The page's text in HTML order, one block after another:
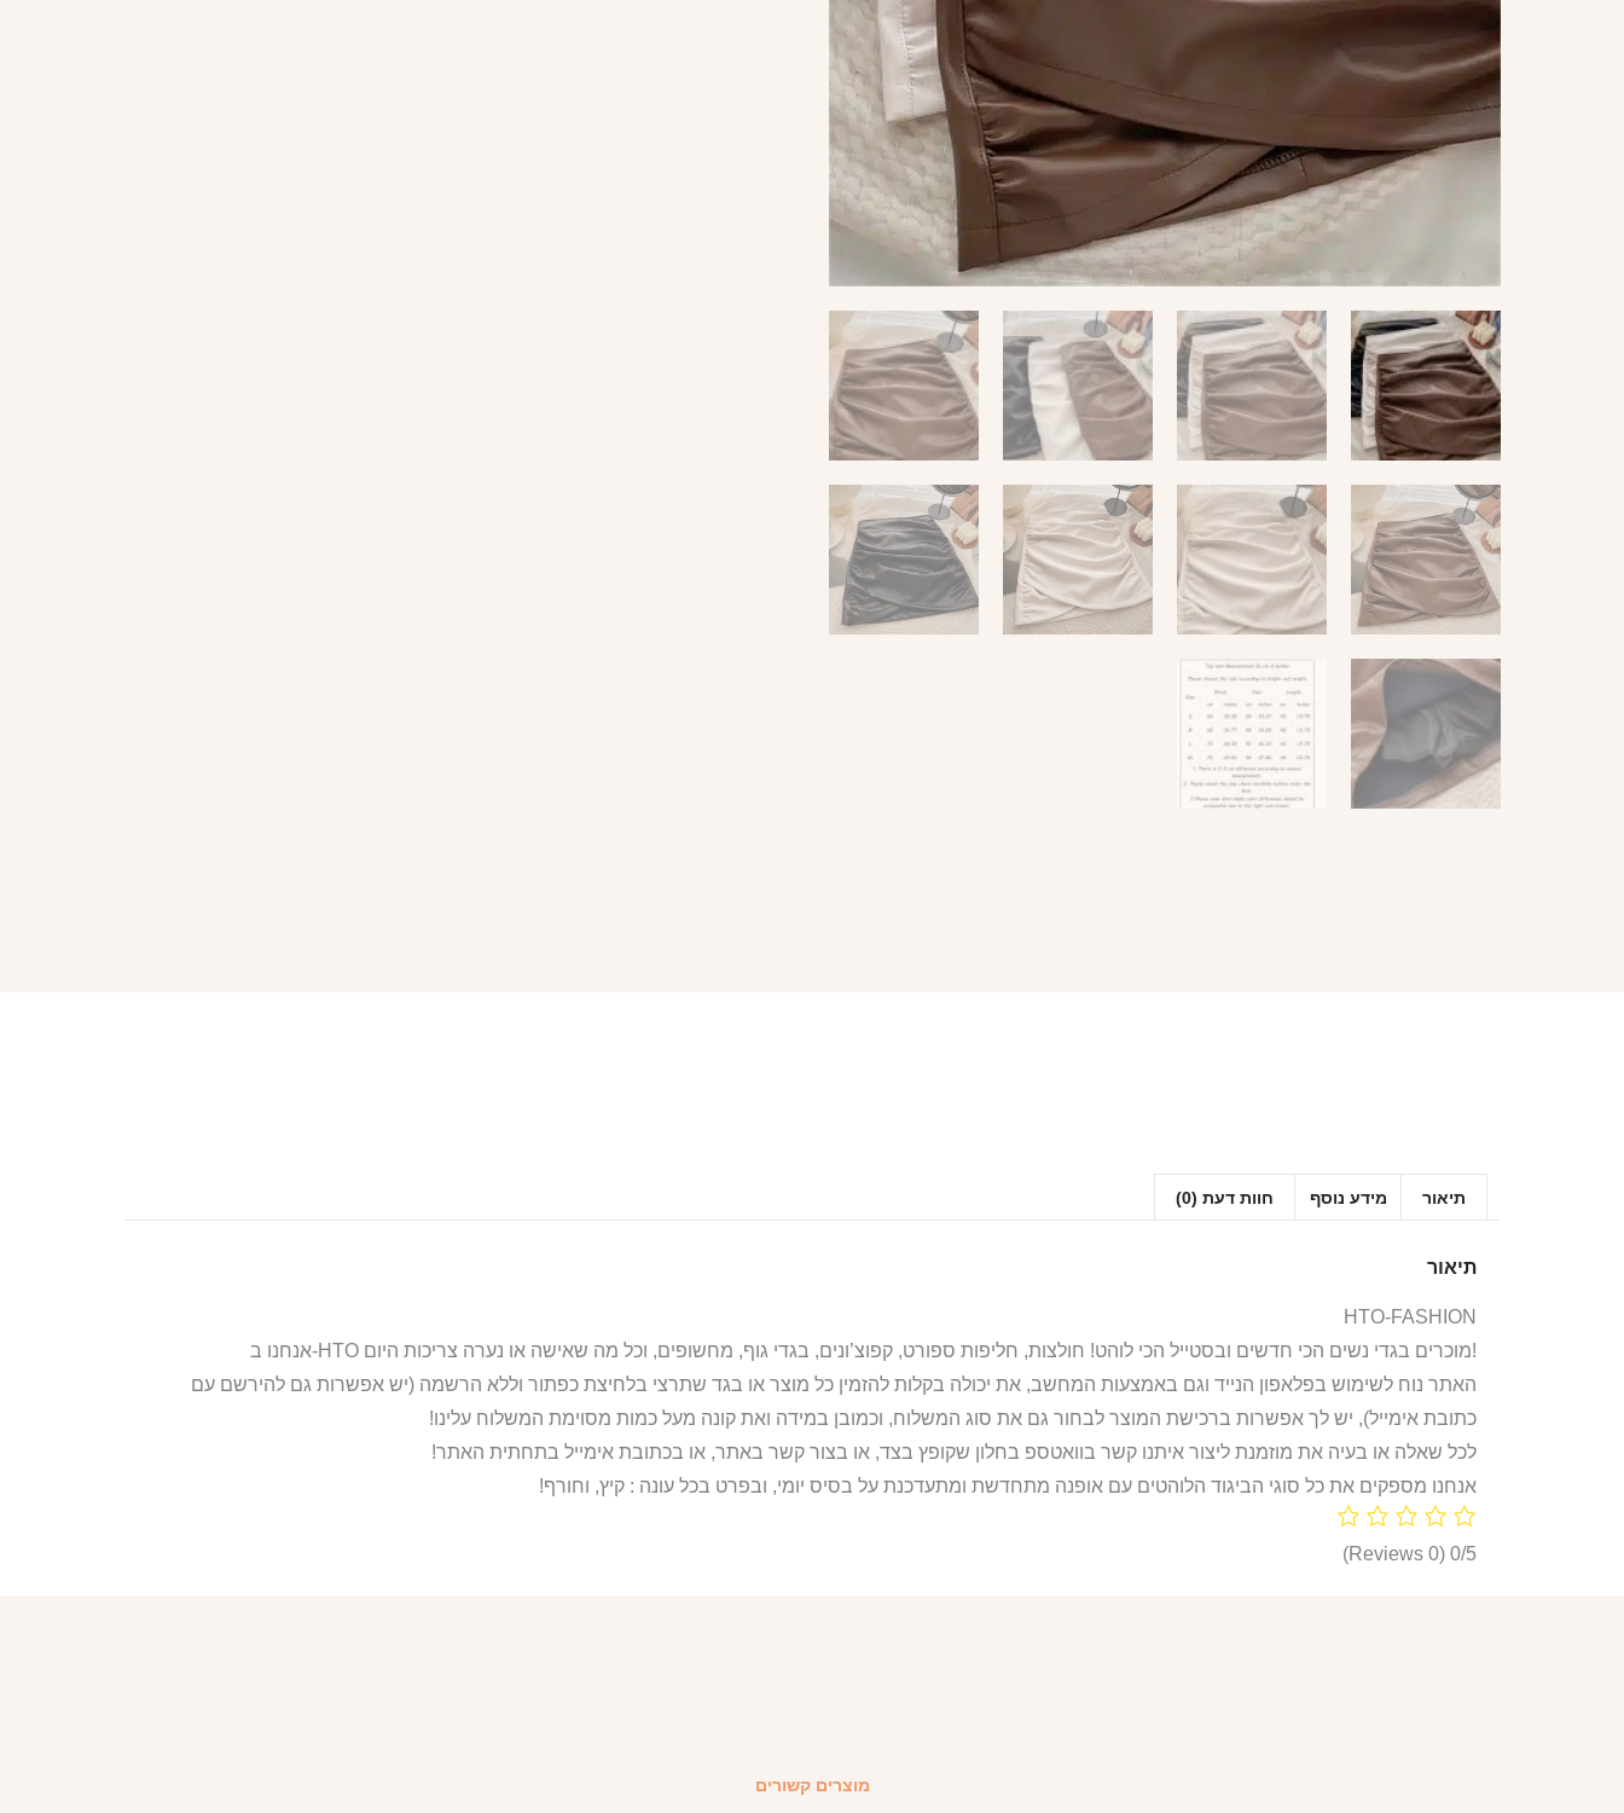
תיאור מידע נוסף חוות דעת (0)
תיאור
HTO-FASHION
אנחנו ב-HTO מוכרים בגדי נשים הכי חדשים ובסטייל הכי לוהט! חולצות, חליפות ספורט, קפוצ’ונים, בגדי גוף, מחשופים, וכל מה שאישה או נערה צריכות היום!
האתר נוח לשימוש בפלאפון הנייד וגם באמצעות המחשב, את יכולה בקלות להזמין כל מוצר או בגד שתרצי בלחיצת כפתור וללא הרשמה (יש אפשרות גם להירשם עם
כתובת אימייל), יש לך אפשרות ברכישת המוצר לבחור גם את סוג המשלוח, וכמובן במידה ואת קונה מעל כמות מסוימת המשלוח עלינו!
לכל שאלה או בעיה את מוזמנת ליצור איתנו קשר בוואטספ בחלון שקופץ בצד, או בצור קשר באתר, או בכתובת אימייל בתחתית האתר!
אנחנו מספקים את כל סוגי הביגוד הלוהטים עם אופנה מתחדשת ומתעדכנת על בסיס יומי, ובפרט בכל עונה : קיץ, וחורף!
0/5
(0 Reviews)
מוצרים קשורים